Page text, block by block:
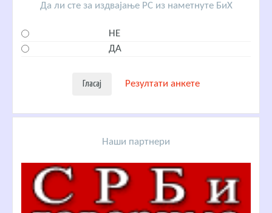
Да ли сте за издвајање РС из наметнуте БиХ
НЕ
ДА
Резултати анкете
Наши партнери